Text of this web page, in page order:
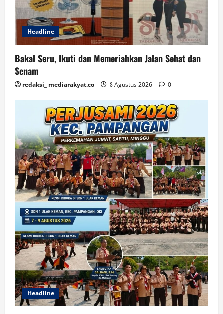
Headline
Bakal Seru, Ikuti dan Memeriahkan Jalan Sehat dan
Senam
redaksi_ mediarakyat.co 8 Agustus 2026 0
Headline